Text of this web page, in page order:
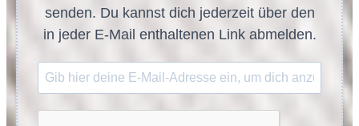
senden. Du kannst dich jederzeit über den
in jeder E-Mail enthaltenen Link abmelden.